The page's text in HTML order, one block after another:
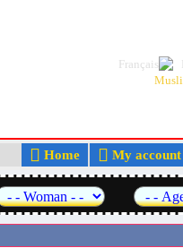
Home My account